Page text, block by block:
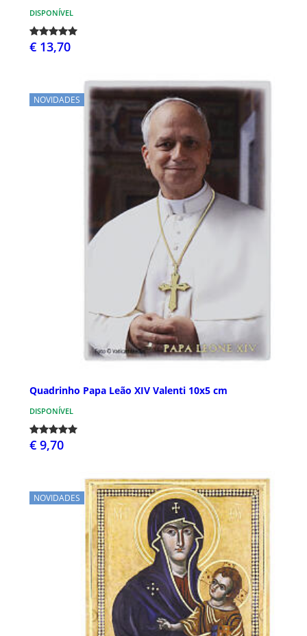
DISPONÍVEL
€ 13,70
NOVIDADES
Quadrinho Papa Leão XIV Valenti 10x5 cm
DISPONÍVEL
€ 9,70
NOVIDADES